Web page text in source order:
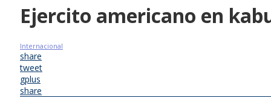
Ejercito americano en
Internacional
share
tweet
gplus
share